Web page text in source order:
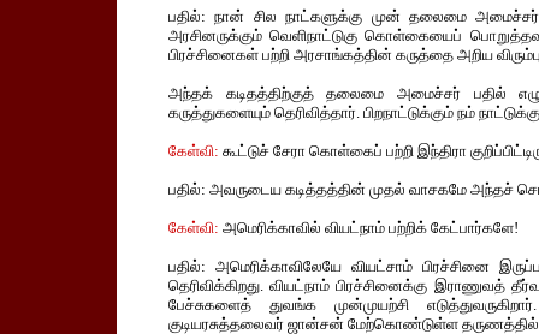
பதில்: நான் சில நாட்களுக்கு முன் தலைமை அமைச்சர்
அரசினருக்கும் வெளிநாட்டுகு கொள்கையைப்
பிரச்சினைகள் பற்றி அரசாங்கத்தின் கருத்தை அறிய
அந்தக் கடிதத்திற்குத் தலைமை அமைச்சர் பதில்
கருத்துகளையும் தெரிவித்தார். பிறநாட்டுக்கும் நம்
கேள்வி: கூட்டுச் சேரா கொள்கைப் பற்றி இந்திரா
பதில்: அவருடைய கடித்தத்தின் முதல் வாசகமே அந்தச்
கேள்வி: அமெரிக்காவில் வியட்நாம் பற்றிக் கேட்பார்களே!
பதில்: அமெரிக்காவிலேயே வியட்சாம் பிரச்சினை
தெரிவிக்கிறது. வியட்நாம் பிரச்சினைக்கு இராணுவத்
பேச்சுகளைத் துவங்க முன்முயற்சி
குடியரசுத்தலைவர் ஜான்சன் மேற்கொண்டுள்ள தருணத்தில்,